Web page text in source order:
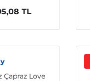
TL
Çapraz Love